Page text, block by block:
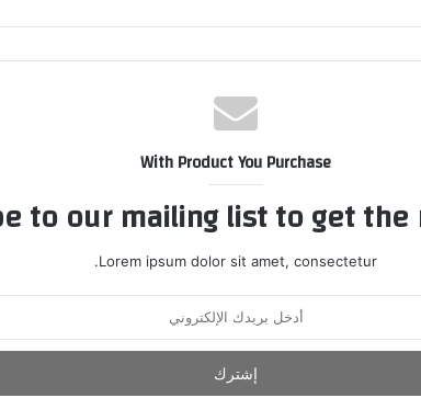
With Product You Purchase
to our mailing list to get the
Lorem ipsum dolor sit amet, consectetur.